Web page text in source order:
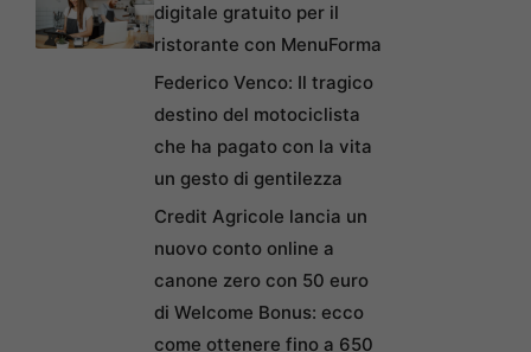
digitale gratuito per il
ristorante con MenuForma
Federico Venco: Il tragico
destino del motociclista
che ha pagato con la vita
un gesto di gentilezza
Credit Agricole lancia un
nuovo conto online a
canone zero con 50 euro
di Welcome Bonus: ecco
come ottenere fino a 650